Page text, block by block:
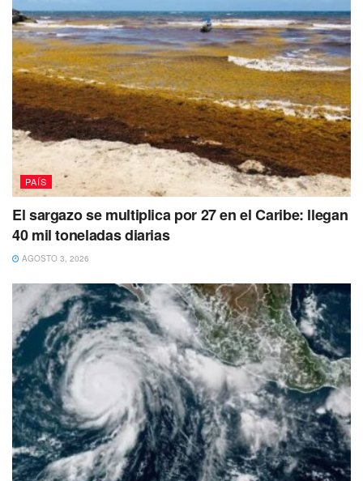
PAÍS
El sargazo se multiplica por 27 en el Caribe: llegan
40 mil toneladas diarias
AGOSTO 3, 2026